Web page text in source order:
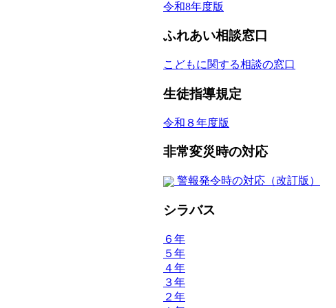
令和8年度版
ふれあい相談窓口
こどもに関する相談の窓口
生徒指導規定
令和８年度版
非常変災時の対応
警報発令時の対応（改訂版）
シラバス
６年
５年
４年
３年
２年